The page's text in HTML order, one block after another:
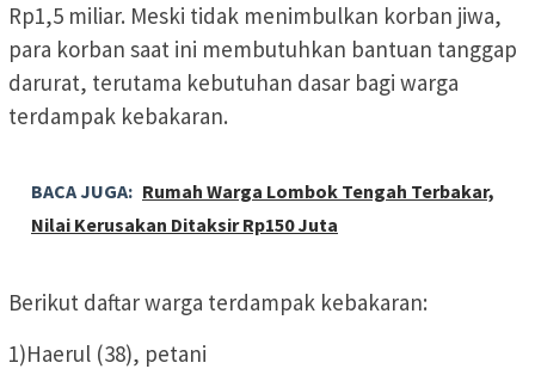
Rp1,5 miliar. Meski tidak menimbulkan korban jiwa,
para korban saat ini membutuhkan bantuan tanggap
darurat, terutama kebutuhan dasar bagi warga
terdampak kebakaran.
BACA JUGA: Rumah Warga Lombok Tengah Terbakar,
Nilai Kerusakan Ditaksir Rp150 Juta
Berikut daftar warga terdampak kebakaran:
1)Haerul (38), petani